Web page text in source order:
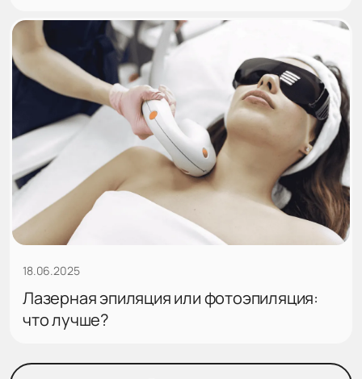
18.06.2025
Лазерная эпиляция или фотоэпиляция:
что лучше?